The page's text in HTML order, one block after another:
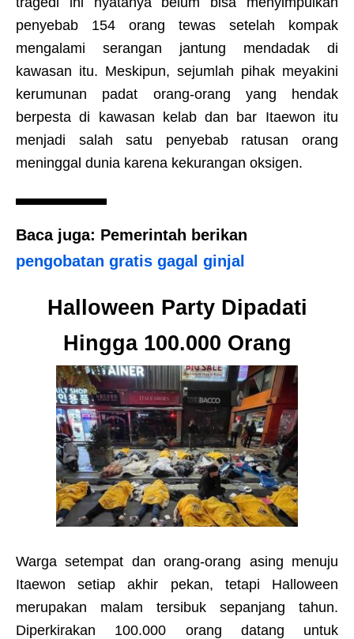
penyebab 154 orang tewas setelah kompak
mengalami serangan jantung mendadak di
kawasan itu. Meskipun, sejumlah pihak meyakini
kerumunan padat orang-orang yang hendak
berpesta di kawasan kelab dan bar Itaewon itu
menjadi salah satu penyebab ratusan orang
meninggal dunia karena kekurangan oksigen.
Baca juga: Pemerintah berikan
pengobatan gratis gagal ginjal
Halloween Party Dipadati
Hingga 100.000 Orang
Warga setempat dan orang-orang asing menuju
Itaewon setiap akhir pekan, tetapi Halloween
merupakan malam tersibuk sepanjang tahun.
Diperkirakan 100.000 orang datang untuk